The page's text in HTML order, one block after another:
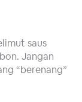
saus
Jangan
“berenang”